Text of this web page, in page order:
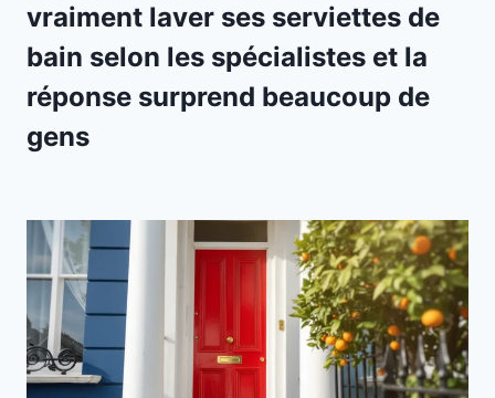
vraiment laver ses serviettes de
bain selon les spécialistes et la
réponse surprend beaucoup de
gens